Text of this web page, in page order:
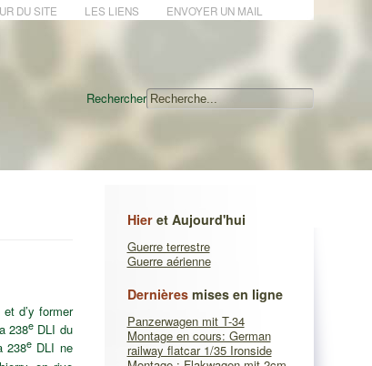
DU SITE LES LIENS ENVOYER UN MAIL
Rechercher
Hieret Aujourd'hui
Guerre terrestre
Guerre aérienne
Dernièresmises en ligne
Panzerwagen mit T-34
Montage en cours: German
railway flatcar 1/35 Ironside
d’y former
238e DLI du
238eDLI ne